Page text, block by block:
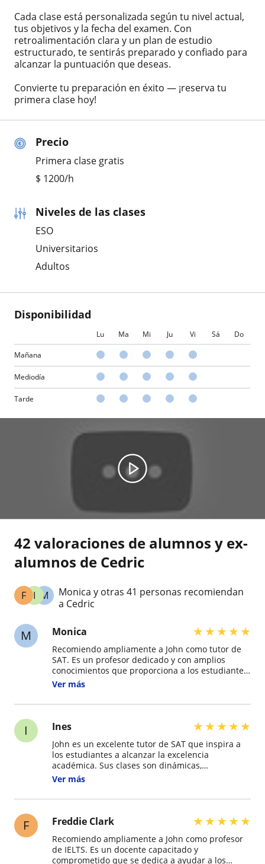
Precio
Primera clase gratis
$ 1200/h
Niveles de las clases
ESO
Universitarios
Adultos
Disponibilidad
Lu Ma Mi Ju Vi Sá Do
Mañana
Mediodía
Tarde
Cada clase está personalizada según tu nivel actual,
tus objetivos y la fecha del examen. Con
retroalimentación clara y un plan de estudio
estructurado, te sentirás preparado y confiado para
alcanzar la puntuación que deseas.
Convierte tu preparación en éxito — ¡reserva tu
primera clase hoy!
42 valoraciones de alumnos y ex-
alumnos de Cedric
M
I
F
Monica y otras 41 personas recomiendan
a Cedric
M Monica ★★★★★
Recomiendo ampliamente a John como tutor de
SAT. Es un profesor dedicado y con amplios
conocimientos que proporciona a los estudiantes
las habilidades y estrategias necesarias para
estructuradas y adaptadas a las necesidades de
técnicas efectivas para el examen y orientación
personalizada, John ayuda a los estudiantes a
mejorar sus habilidades de lectura, escritura y
matemáticas mientras desarrollan la confianza
necesaria para obtener excelentes resultados en
el SAT.
Ver más
I Ines ★★★★★
John es un excelente tutor de SAT que inspira a
los estudiantes a alcanzar la excelencia
académica. Sus clases son dinámicas,
estructuradas y están diseñadas para fortalecer
matemáticas, además de desarrollar técnicas
estrategias para el examen. Gracias a su
orientación paciente y su enfoque personalizado,
John ayuda a los estudiantes a ganar confianza y
obtener resultados sobresalientes en el SAT.
Ver más
F Freddie Clark ★★★★★
Recomiendo ampliamente a John como profesor
de IELTS. Es un docente capacitado y
comprometido que se dedica a ayudar a los